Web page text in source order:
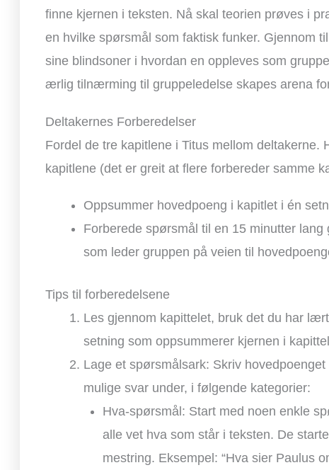
finne kjernen i teksten. Nå skal teorien prøves i
en hvilke spørsmål som faktisk funker. Gjennom
sine blindsoner i hvordan en oppleves som
ærlig tilnærming til gruppeledelse skapes arena
Deltakernes Forberedelser
Fordel de tre kapitlene i Titus mellom deltakerne.
kapitlene (det er greit at flere forbereder samme
Oppsummer hovedpoeng i kapitlet i én
Forberede spørsmål til en 15 minutter
som leder gruppen på veien til
Tips til forberedelsene
Les gjennom kapittelet, bruk det du har
setning som oppsummerer kjernen i
Lage et spørsmålsark: Skriv
mulige svar under, i følgende kategorier:
Hva-spørsmål: Start med noen enkle
alle vet hva som står i teksten. De
mestring. Eksempel: “Hva sier Paulus